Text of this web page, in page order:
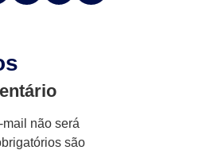
não será
são